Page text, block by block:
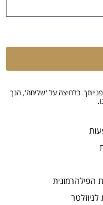
הפילהרמונית
בלחיצה על 'שליחה', הנך